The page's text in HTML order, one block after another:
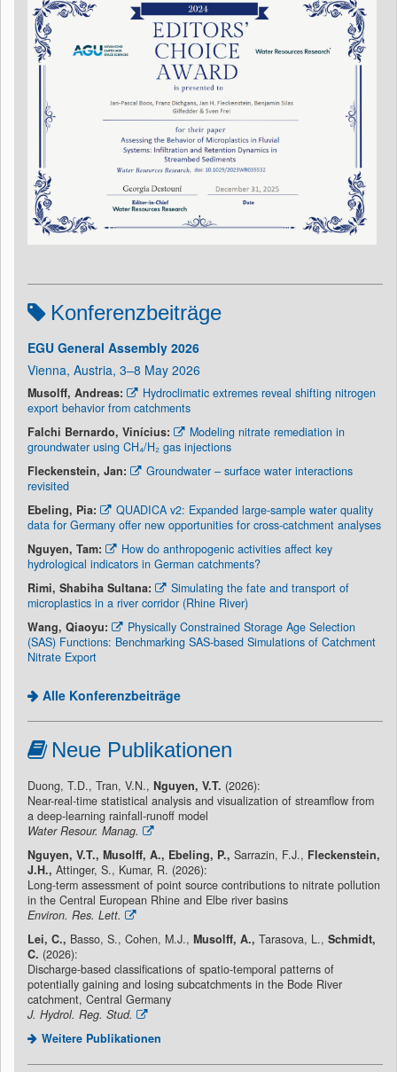
Konferenzbeiträge
EGU General Assembly 2026
Vienna, Austria, 3–8 May 2026
Musolff, Andreas:
Hydroclimatic extremes reveal shifting nitrogen
export behavior from catchments
Falchi Bernardo, Vinícius:
Modeling nitrate remediation in
groundwater using CH₄/H₂ gas injections
Fleckenstein, Jan:
Groundwater – surface water interactions
revisited
Ebeling, Pia:
QUADICA v2: Expanded large-sample water quality
data for Germany offer new opportunities for cross-catchment analyses
Nguyen, Tam:
How do anthropogenic activities affect key
hydrological indicators in German catchments?
Rimi, Shabiha Sultana:
Simulating the fate and transport of
microplastics in a river corridor (Rhine River)
Wang, Qiaoyu:
Physically Constrained Storage Age Selection
(SAS) Functions: Benchmarking SAS-based Simulations of Catchment
Nitrate Export
Alle Konferenzbeiträge
Neue Publikationen
Duong, T.D., Tran, V.N., Nguyen, V.T. (2026):
Near-real-time statistical analysis and visualization of streamflow from
a deep-learning rainfall-runoff model
Water Resour. Manag.
Nguyen, V.T., Musolff, A., Ebeling, P., Sarrazin, F.J., Fleckenstein,
J.H., Attinger, S., Kumar, R. (2026):
Long-term assessment of point source contributions to nitrate pollution
in the Central European Rhine and Elbe river basins
Environ. Res. Lett.
Lei, C., Basso, S., Cohen, M.J., Musolff, A., Tarasova, L., Schmidt,
C. (2026):
Discharge-based classifications of spatio-temporal patterns of
potentially gaining and losing subcatchments in the Bode River
catchment, Central Germany
J. Hydrol. Reg. Stud.
Weitere Publikationen